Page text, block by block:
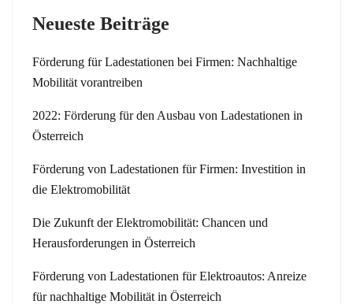
Neueste Beiträge
Förderung für Ladestationen bei Firmen: Nachhaltige
Mobilität vorantreiben
2022: Förderung für den Ausbau von Ladestationen in
Österreich
Förderung von Ladestationen für Firmen: Investition in
die Elektromobilität
Die Zukunft der Elektromobilität: Chancen und
Herausforderungen in Österreich
Förderung von Ladestationen für Elektroautos: Anreize
für nachhaltige Mobilität in Österreich